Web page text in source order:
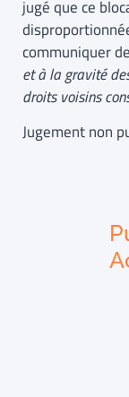
jugé que ce
communiquer
et à la gravité
droits voisins
Jugement non